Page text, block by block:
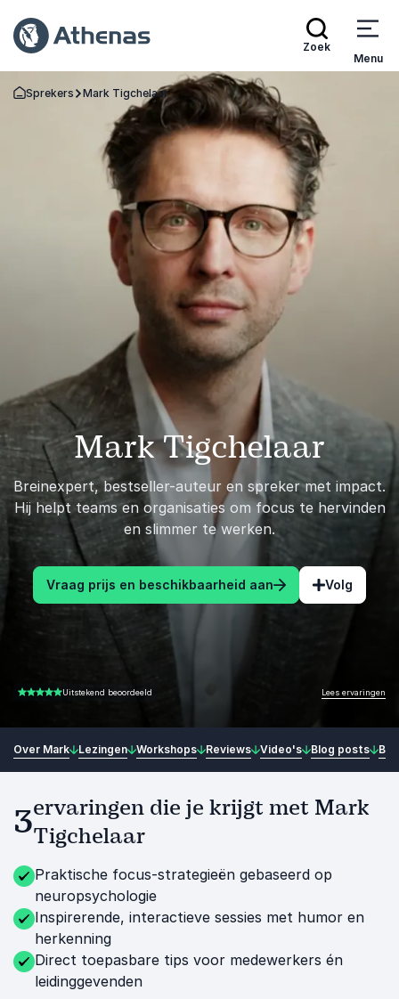
Zoek
Menu
Terug naar de startpagina
Sprekers Mark Tigchelaar
Mark Tigchelaar
Breinexpert, bestseller-auteur en spreker met impact.
Hij helpt teams en organisaties om focus te hervinden
en slimmer te werken.
Vraag prijs en beschikbaarheid aan Volg
5.00 van 5 Uitstekend beoordeeld Lees ervaringen
Over Mark Lezingen Workshops Reviews Video's Blog posts
3ervaringen die je krijgt met Mark
Tigchelaar
Praktische focus-strategieën gebaseerd op
neuropsychologie
Inspirerende, interactieve sessies met humor en
herkenning
Direct toepasbare tips voor medewerkers én
leidinggevenden